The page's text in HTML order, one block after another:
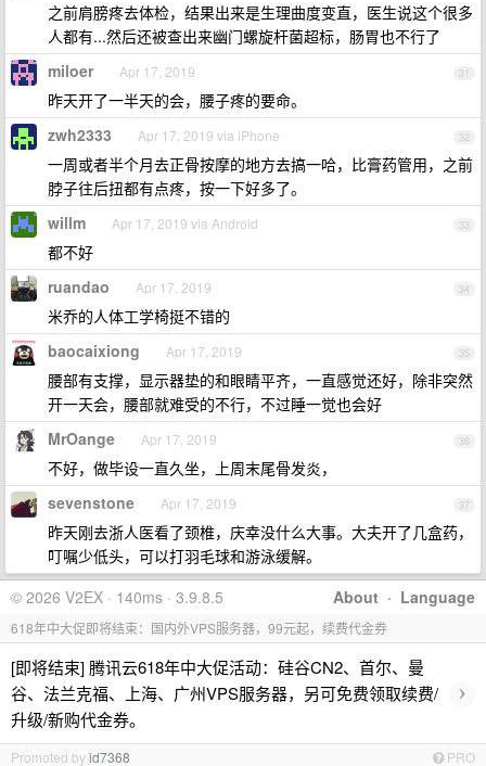
之前肩膀疼去体检，结果出来是生理曲度变直，医生说这个很多
人都有...然后还被查出来幽门螺旋杆菌超标，肠胃也不行了
31
miloer Apr 17, 2019
昨天开了一半天的会，腰子疼的要命。
32
zwh2333 Apr 17, 2019 via iPhone
一周或者半个月去正骨按摩的地方去搞一哈，比膏药管用，之前
脖子往后扭都有点疼，按一下好多了。
33
willm Apr 17, 2019 via Android
都不好
34
ruandao Apr 17, 2019
米乔的人体工学椅挺不错的
35
baocaixiong Apr 17, 2019
腰部有支撑，显示器垫的和眼睛平齐，一直感觉还好，除非突然
开一天会，腰部就难受的不行，不过睡一觉也会好
36
MrOange Apr 17, 2019
不好，做毕设一直久坐，上周末尾骨发炎，
37
sevenstone Apr 17, 2019
昨天刚去浙人医看了颈椎，庆幸没什么大事。大夫开了几盒药，
叮嘱少低头，可以打羽毛球和游泳缓解。
About · Language
© 2026 V2EX · 140ms · 3.9.8.5
618年中大促即将结束：国内外VPS服务器，99元起，续费代金券
[即将结束] 腾讯云618年中大促活动：硅谷CN2、首尔、曼
谷、法兰克福、上海、广州VPS服务器，另可免费领取续费/
升级/新购代金券。
›
Promoted byid7368 PRO